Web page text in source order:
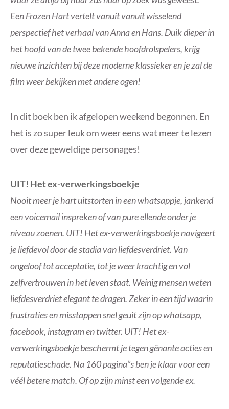
Een Frozen Hart vertelt vanuit vanuit wisselend
perspectief het verhaal van Anna en Hans. Duik dieper in
het hoofd van de twee bekende hoofdrolspelers, krijg
nieuwe inzichten bij deze moderne klassieker en je zal de
film weer bekijken met andere ogen!
In dit boek ben ik afgelopen weekend begonnen. En
het is zo super leuk om weer eens wat meer te lezen
over deze geweldige personages!
UIT! Het ex-verwerkingsboekje
Nooit meer je hart uitstorten in een whatsappje, jankend
een voicemail inspreken of van pure ellende onder je
niveau zoenen. UIT! Het ex-verwerkingsboekje navigeert
je liefdevol door de stadia van liefdesverdriet. Van
ongeloof tot acceptatie, tot je weer krachtig en vol
zelfvertrouwen in het leven staat. Weinig mensen weten
liefdesverdriet elegant te dragen. Zeker in een tijd waarin
frustraties en misstappen snel geuit zijn op whatsapp,
facebook, instagram en twitter. UIT! Het ex-
verwerkingsboekje beschermt je tegen gênante acties en
reputatieschade. Na 160 pagina”s ben je klaar voor een
véél betere match. Of op zijn minst een volgende ex.